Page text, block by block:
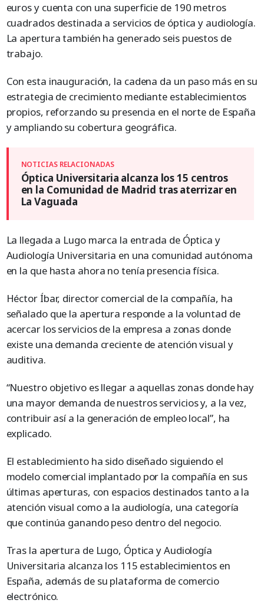
euros y cuenta con una superficie de 190 metros
cuadrados destinada a servicios de óptica y audiología.
La apertura también ha generado seis puestos de
trabajo.
Con esta inauguración, la cadena da un paso más en su
estrategia de crecimiento mediante establecimientos
propios, reforzando su presencia en el norte de España
y ampliando su cobertura geográfica.
Óptica Universitaria alcanza los 15 centros
en la Comunidad de Madrid tras aterrizar en
La Vaguada
La llegada a Lugo marca la entrada de Óptica y
Audiología Universitaria en una comunidad autónoma
en la que hasta ahora no tenía presencia física.
Héctor Íbar, director comercial de la compañía, ha
señalado que la apertura responde a la voluntad de
acercar los servicios de la empresa a zonas donde
existe una demanda creciente de atención visual y
auditiva.
“Nuestro objetivo es llegar a aquellas zonas donde hay
una mayor demanda de nuestros servicios y, a la vez,
contribuir así a la generación de empleo local”, ha
explicado.
El establecimiento ha sido diseñado siguiendo el
modelo comercial implantado por la compañía en sus
últimas aperturas, con espacios destinados tanto a la
atención visual como a la audiología, una categoría
que continúa ganando peso dentro del negocio.
Tras la apertura de Lugo, Óptica y Audiología
Universitaria alcanza los 115 establecimientos en
España, además de su plataforma de comercio
electrónico.